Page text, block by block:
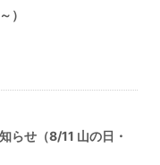
）
らせ（8/11 山の日・